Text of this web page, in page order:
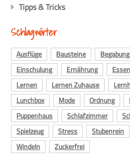
Tipps & Tricks
Schlagwörter
Ausflüge Bausteine Begabung
Einschulung
Ernährung Essen
Lernen
Lernen Zuhause
Lunchbox
Mode Ordnung
Puppenhaus
Schlafzimmer
Spielzeug
Stress Stubenrein
Windeln
Zuckerfrei